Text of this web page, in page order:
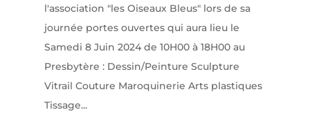
l'association "les Oiseaux Bleus" lors de sa
journée portes ouvertes qui aura lieu le
Samedi 8 Juin 2024 de 10H00 à 18H00 au
Presbytère : Dessin/Peinture Sculpture
Vitrail Couture Maroquinerie Arts plastiques
Tissage...